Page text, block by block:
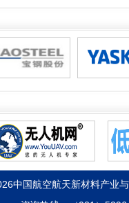
航空航天新材料产业